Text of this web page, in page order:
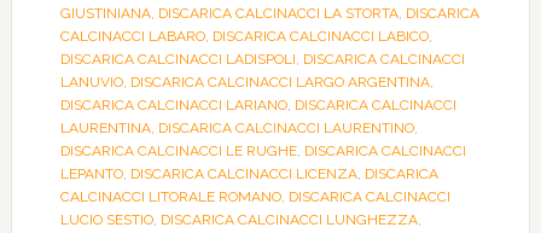
GIUSTINIANA, DISCARICA CALCINACCI LA STORTA, DISCARICA
CALCINACCI LABARO, DISCARICA CALCINACCI LABICO,
DISCARICA CALCINACCI LADISPOLI, DISCARICA CALCINACCI
LANUVIO, DISCARICA CALCINACCI LARGO ARGENTINA,
DISCARICA CALCINACCI LARIANO, DISCARICA CALCINACCI
LAURENTINA, DISCARICA CALCINACCI LAURENTINO,
DISCARICA CALCINACCI LE RUGHE, DISCARICA CALCINACCI
LEPANTO, DISCARICA CALCINACCI LICENZA, DISCARICA
CALCINACCI LITORALE ROMANO, DISCARICA CALCINACCI
LUCIO SESTIO, DISCARICA CALCINACCI LUNGHEZZA,